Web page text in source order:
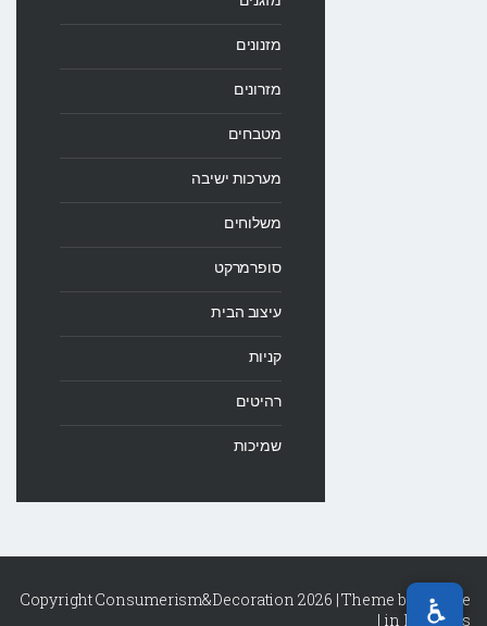
מזנונים
מזרונים
מטבחים
מערכות ישיבה
משלוחים
סופרמרקט
עיצוב הבית
קניות
רהיטים
שמיכות
Copyright Consumerism&Decoration 2026 | Theme by
Theme
in Progress
|